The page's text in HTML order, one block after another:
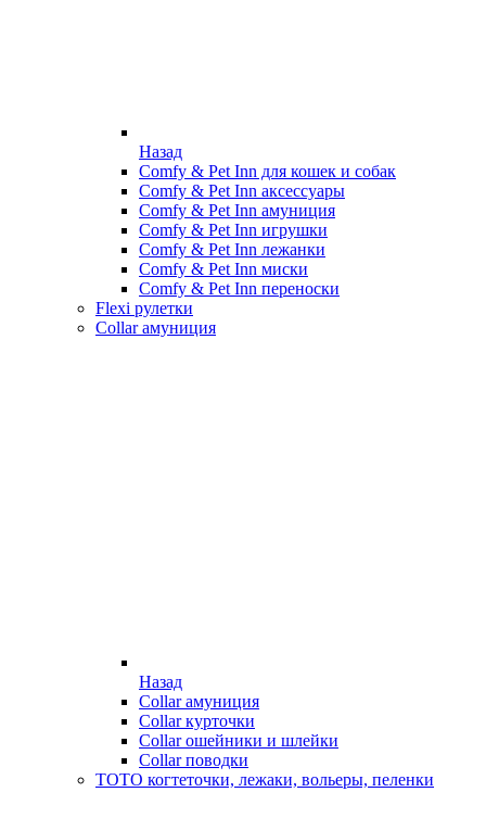
Назад
Comfy & Pet Inn для кошек и собак
Comfy & Pet Inn аксессуары
Comfy & Pet Inn амуниция
Comfy & Pet Inn игрушки
Comfy & Pet Inn лежанки
Comfy & Pet Inn миски
Comfy & Pet Inn переноски
Flexi рулетки
Collar амуниция
Назад
Collar амуниция
Collar курточки
Collar ошейники и шлейки
Collar поводки
ТОТО когтеточки, лежаки, вольеры, пеленки